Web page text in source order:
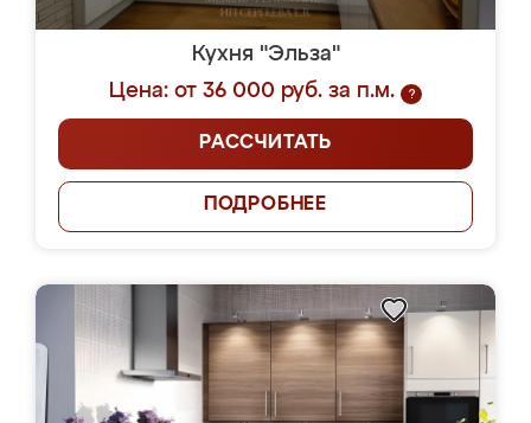
Кухня "Эльза"
Цена: от 36 000 руб. за п.м.
?
РАССЧИТАТЬ
ПОДРОБНЕЕ